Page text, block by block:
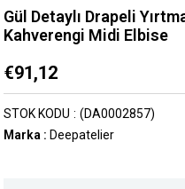
Gül Detaylı Drapeli
Kahverengi Midi Elbise
€91,12
(DA0002857)
STOK KODU
Marka : Deepatelier